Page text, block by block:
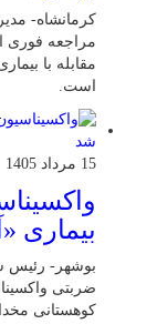
کرمانشاه-
مراجعه فوری
مقابله با
است.
15 مرداد 1405
بیماری
بوشهر- رئیس
ضربتی
کوهستانی